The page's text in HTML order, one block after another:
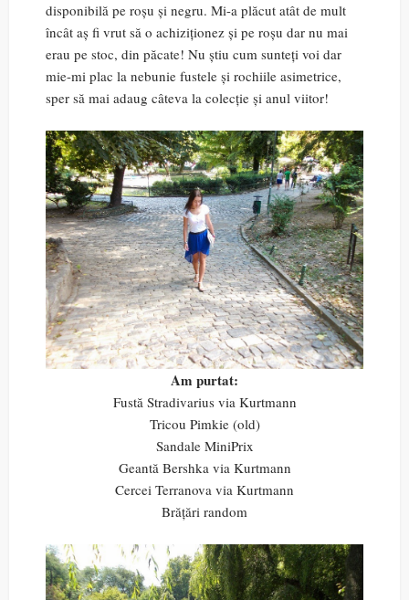
disponibilă pe roșu și negru. Mi-a plăcut atât de mult
încât aș fi vrut să o achiziționez și pe roșu dar nu mai
erau pe stoc, din păcate! Nu știu cum sunteți voi dar
mie-mi plac la nebunie fustele și rochiile asimetrice,
sper să mai adaug câteva la colecție și anul viitor!
Am purtat:
Fustă Stradivarius via Kurtmann
Tricou Pimkie (old)
Sandale MiniPrix
Geantă Bershka via Kurtmann
Cercei Terranova via Kurtmann
Brățări random